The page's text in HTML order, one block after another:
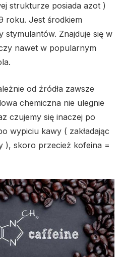
strukturze posiada azot )
roku. Jest środkiem
Znajduje się w
nawet w popularnym
od źródła zawsze
chemiczna nie ulegnie
czujemy się inaczej po
wypiciu kawy ( zakładając
), skoro przecież kofeina =